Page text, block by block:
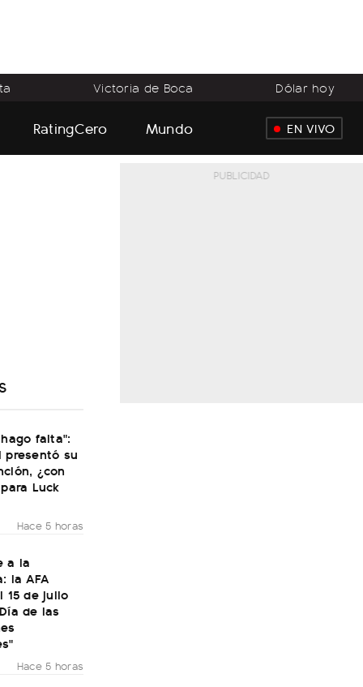
Victoria de Boca Dólar hoy
RatingCero Mundo EN VIVO
falta":
presentó su
¿con
Luck
Hace 5 horas
a la
la AFA
15 de julio
de las
Hace 5 horas